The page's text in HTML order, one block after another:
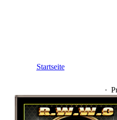
Startseite
·